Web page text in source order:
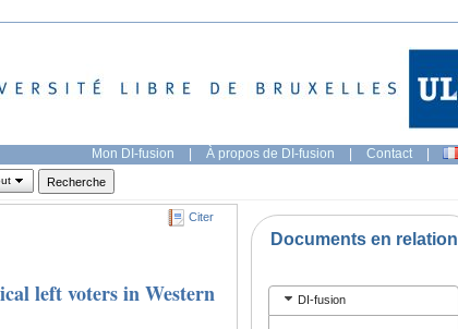
Mon DI-fusion | À propos de DI-fusion | Contact |
Citer
left voters in Western
Documents en relation
DI-fusion